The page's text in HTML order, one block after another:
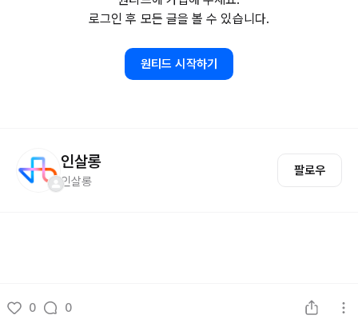
로그인 후 모든 글을 볼 수 있습니다.
원티드 시작하기
인살롱
인살롱
팔로우
0 0